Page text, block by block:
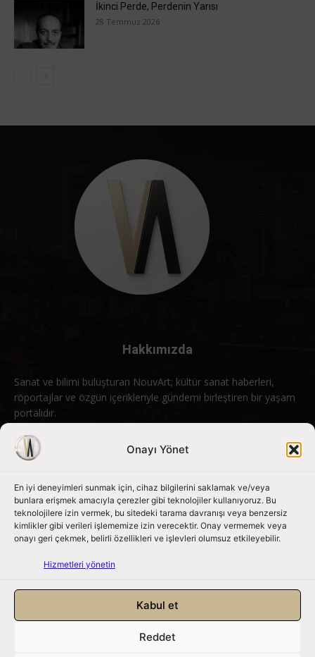
Onayı Yönet
En iyi deneyimleri sunmak için, cihaz bilgilerini saklamak ve/veya
bunlara erişmek amacıyla çerezler gibi teknolojiler kullanıyoruz. Bu
teknolojilere izin vermek, bu sitedeki tarama davranışı veya benzersiz
kimlikler gibi verileri işlememize izin verecektir. Onay vermemek veya
onayı geri çekmek, belirli özellikleri ve işlevleri olumsuz etkileyebilir.
Hizmetleri yönetin
Kabul et
Reddet
İkinci Perde, Perdenin Yarısı
28 Temmuz 2026
Hakkımızda
Sanat ve bilimi buluşturan NouvArt; kültür sanat haberleri,
röportajlar ve özgün içerikleriyle gündemi birleştiren bir yaşam
portalıdır.
Bizimle iletişime geçin: info@nouvart.net
Bizi Takip Edin